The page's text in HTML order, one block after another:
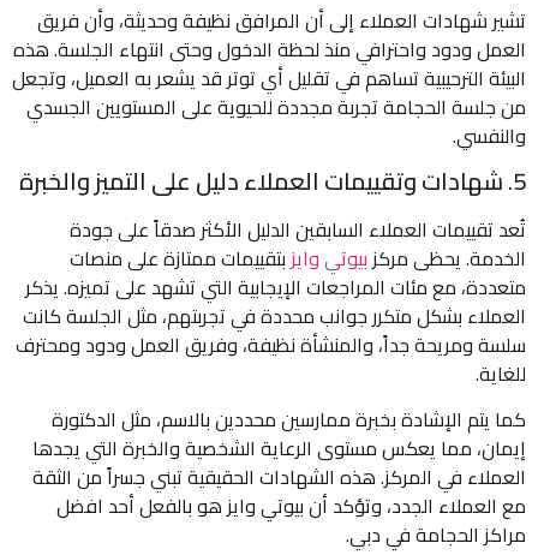
تشير شهادات العملاء إلى أن المرافق نظيفة وحديثة، وأن فريق
العمل ودود واحترافي منذ لحظة الدخول وحتى انتهاء الجلسة. هذه
البيئة الترحيبية تساهم في تقليل أي توتر قد يشعر به العميل، وتجعل
من جلسة الحجامة تجربة مجددة للحيوية على المستويين الجسدي
والنفسي.
5. شهادات وتقييمات العملاء دليل على التميز والخبرة
تُعد تقييمات العملاء السابقين الدليل الأكثر صدقاً على جودة
الخدمة. يحظى مركزبيوتي وايزبتقييمات ممتازة على منصات
متعددة، مع مئات المراجعات الإيجابية التي تشهد على تميزه. يذكر
العملاء بشكل متكرر جوانب محددة في تجربتهم، مثل الجلسة كانت
سلسة ومريحة جداً، والمنشأة نظيفة، وفريق العمل ودود ومحترف
للغاية.
كما يتم الإشادة بخبرة ممارسين محددين بالاسم، مثل الدكتورة
إيمان، مما يعكس مستوى الرعاية الشخصية والخبرة التي يجدها
العملاء في المركز. هذه الشهادات الحقيقية تبني جسراً من الثقة
مع العملاء الجدد، وتؤكد أن بيوتي وايز هو بالفعل أحد افضل
مراكز الحجامة في دبي.